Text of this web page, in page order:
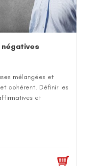
mélangées et
cohérent. Définir les
et